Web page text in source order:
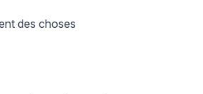
des choses